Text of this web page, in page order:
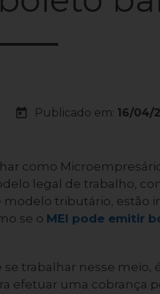
today Publicado em: 16/04/
como
legal de trabalho,
tributário, estão
se o MEI pode emitir
se trabalhar nesse meio,
efetuar uma cobrança